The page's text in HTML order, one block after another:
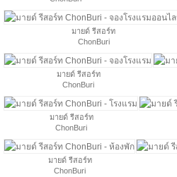
มายด์ รีสอร์ท
ChonBuri
มายด์ รีสอร์ท
ChonBuri
มายด์ รีสอร์ท
ChonBuri
มายด์ รีสอร์ท
ChonBuri